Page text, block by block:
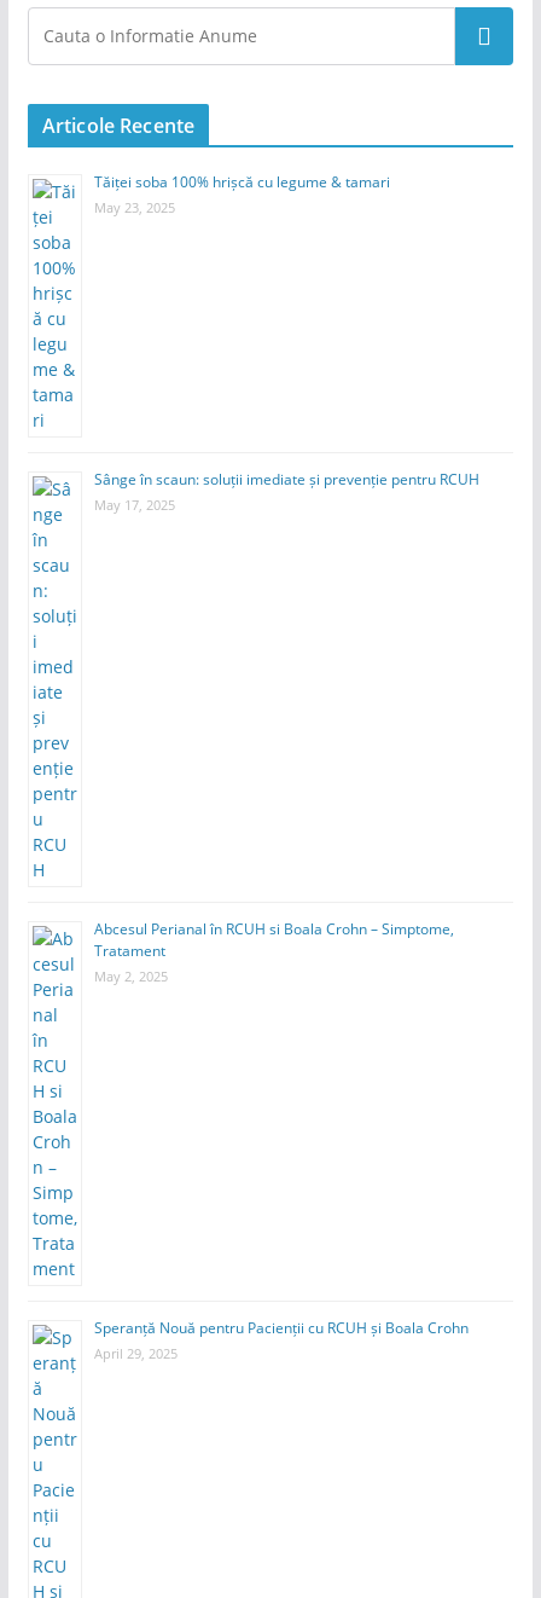
Search
Articole Recente
Tăiței soba 100% hrișcă cu legume & tamari
May 23, 2025
Sânge în scaun: soluții imediate și prevenție pentru RCUH
May 17, 2025
Abcesul Perianal în RCUH si Boala Crohn – Simptome,
Tratament
May 2, 2025
Speranță Nouă pentru Pacienții cu RCUH și Boala Crohn
April 29, 2025